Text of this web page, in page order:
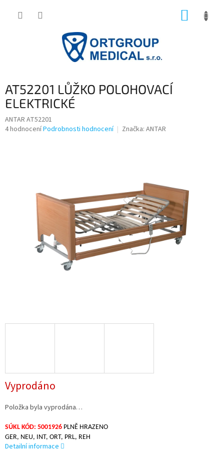
AT52201 LŮŽKO POLOHOVACÍ
ELEKTRICKÉ
ANTAR AT52201
Průměrné
hvězdiček.
4 hodnoceníPodrobnosti hodnocení Značka: ANTAR
Vyprodáno
Položka byla vyprodána…
SÚKL KÓD: 5001926 PLNĚ HRAZENO
GER, NEU, INT, ORT, PRL, REH
Detailní informace